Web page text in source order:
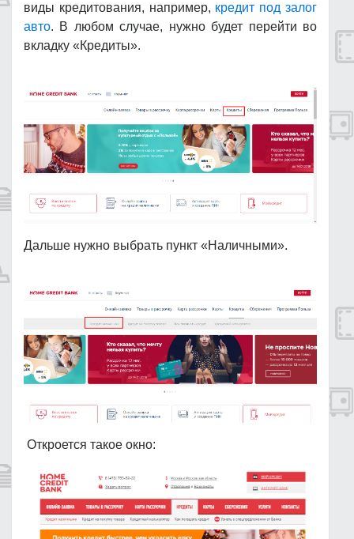
виды кредитования, например, кредит под залог
авто. В любом случае, нужно будет перейти во
вкладку «Кредиты».
Дальше нужно выбрать пункт «Наличными».
Откроется такое окно: